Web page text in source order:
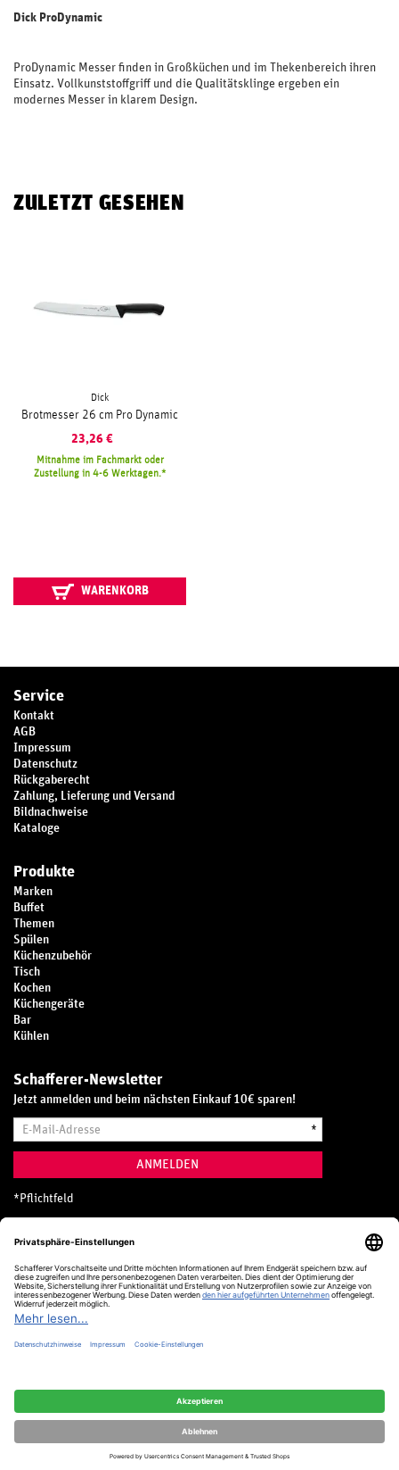
Dick ProDynamic
ProDynamic Messer finden in Großküchen und im Thekenbereich ihren
Einsatz. Vollkunststoffgriff und die Qualitätsklinge ergeben ein
modernes Messer in klarem Design.
ZULETZT GESEHEN
Dick
Brotmesser 26 cm Pro Dynamic
23,26 €
Mitnahme im Fachmarkt oder
Zustellung in 4-6 Werktagen.
WARENKORB
Service
Kontakt
AGB
Impressum
Datenschutz
Rückgaberecht
Zahlung, Lieferung und Versand
Bildnachweise
Kataloge
Produkte
Marken
Buffet
Themen
Spülen
Küchenzubehör
Tisch
Kochen
Küchengeräte
Bar
Kühlen
Schafferer-Newsletter
Jetzt anmelden und beim nächsten Einkauf 10€ sparen!
Mail-
*
ANMELDEN
* Pflichtfeld
Hotline
0800 20 70 300 (D)
Kostenlos aus dem deutschen Festnetz
24 Stunden / 365 Tage im Jahr
Alle Preise inkl. MwSt.
© Schafferer & Co. KG, 2025